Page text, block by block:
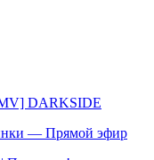
DARKSIDE
— Прямой эфир